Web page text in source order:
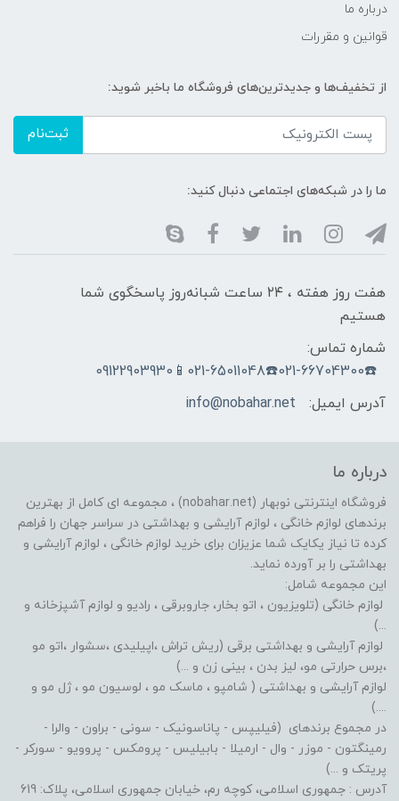
درباره ما
قوانین و مقررات
از تخفیف‌ها و جدیدترین‌های فروشگاه ما باخبر شوید:
ثبت‌نام
ما را در شبکه‌های اجتماعی دنبال کنید:
هفت روز هفته ، ۲۴ ساعت شبانه‌روز پاسخگوی شما
هستیم
شماره تماس:
☎️021-66704300☎️021-65011048📱09122903930
آدرس ایمیل:
info@nobahar.net
درباره ما
فروشگاه اینترنتی نوبهار (nobahar.net) ، مجموعه ای کامل از بهترین
برندهای لوازم خانگی ، لوازم آرایشی و بهداشتی در سراسر جهان را فراهم
کرده تا نیاز یکایک شما عزیزان برای خرید لوازم خانگی ، لوازم آرایشی و
بهداشتی را بر آورده نماید.
این مجموعه شامل:
لوازم خانگی (تلویزیون ، اتو بخار، جاروبرقی ، رادیو و لوازم آشپزخانه و
...)
لوازم آرایشی و بهداشتی برقی (ریش تراش ،اپیلیدی ،سشوار ،اتو مو
،برس حرارتی مو، لیز بدن ، بینی زن و ...)
لوازم آرایشی و بهداشتی ( شامپو ، ماسک مو ، لوسیون مو ، ژل مو و
....)
در مجموع برندهای (فیلیپس - پاناسونیک - سونی - براون - والرا -
رمینگتون - موزر - وال - ارمیلا - بابیلیس - پرومکس - پروویو - سورکر -
پریتک و ...)
آدرس : جمهوری اسلامی، کوچه رم، خیابان جمهوری اسلامی، پلاک: 619